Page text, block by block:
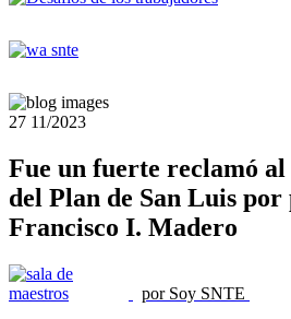
27 11/2023
Fue un fuerte reclamó
del Plan de San Luis por
Francisco I. Madero
por Soy SNTE